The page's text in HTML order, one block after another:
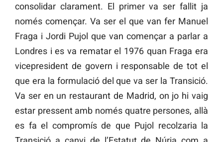
consolidar clarament. El primer va ser fallit ja
només començar. Va ser el que van fer Manuel
Fraga i Jordi Pujol que van començar a parlar a
Londres i es va rematar el 1976 quan Fraga era
vicepresident de govern i responsable de tot el
que era la formulació del que va ser la Transició.
Va ser en un restaurant de Madrid, on jo hi vaig
estar pressent amb només quatre persones, allà
es fa el compromís de que Pujol recolzaria la